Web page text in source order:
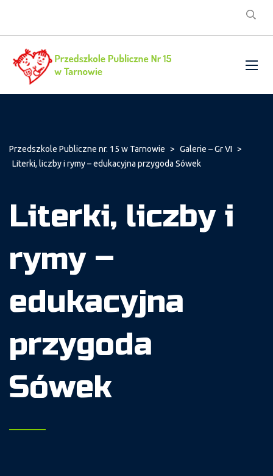
Przedszkole Publiczne nr. 15 w Tarnowie > Galerie – Gr VI >
Literki, liczby i rymy – edukacyjna przygoda Sówek
Literki, liczby i
rymy –
edukacyjna
przygoda
Sówek